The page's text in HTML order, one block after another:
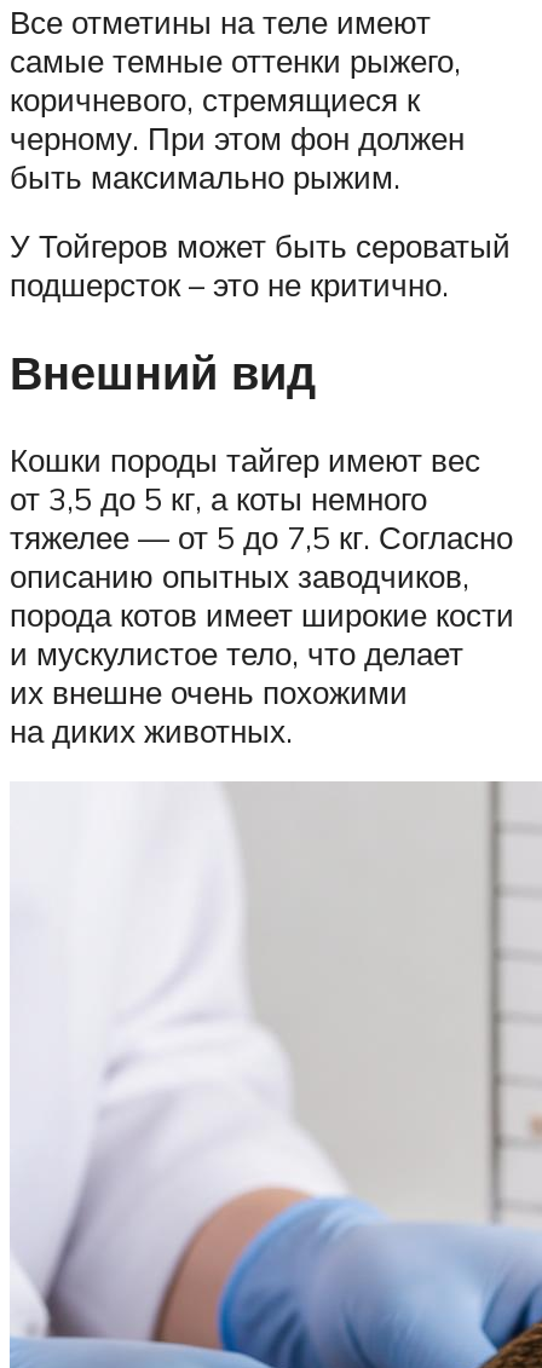
Все отметины на теле имеют
самые темные оттенки рыжего,
коричневого, стремящиеся к
черному. При этом фон должен
быть максимально рыжим.
У Тойгеров может быть сероватый
подшерсток – это не критично.
Внешний вид
Кошки породы тайгер имеют вес
от 3,5 до 5 кг, а коты немного
тяжелее — от 5 до 7,5 кг. Согласно
описанию опытных заводчиков,
порода котов имеет широкие кости
и мускулистое тело, что делает
их внешне очень похожими
на диких животных.